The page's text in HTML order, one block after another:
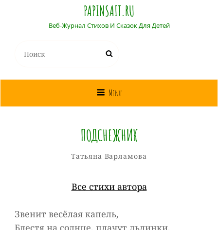
PAPINSAIT.RU
Веб-Журнал Стихов И Сказок Для Детей
Menu
ПОДСНЕЖНИК
Рубрики
Татьяна ВарламоваТатьяна
Все стихи автора
Звенит весёлая капель,
Блестя на солнце, плачут льдинки.